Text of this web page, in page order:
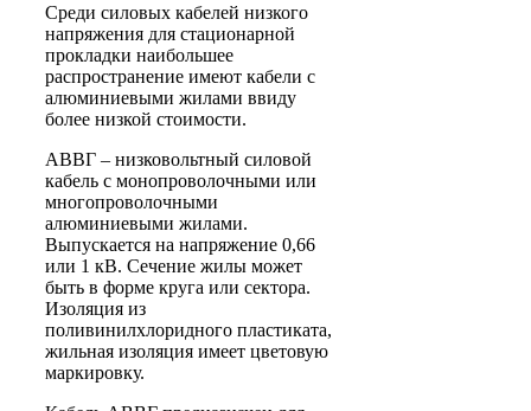
Среди силовых кабелей низкого
напряжения для стационарной
прокладки наибольшее
распространение имеют кабели с
алюминиевыми жилами ввиду
более низкой стоимости.
АВВГ – низковольтный силовой
кабель с монопроволочными или
многопроволочными
алюминиевыми жилами.
Выпускается на напряжение 0,66
или 1 кВ. Сечение жилы может
быть в форме круга или сектора.
Изоляция из
поливинилхлоридного пластиката,
жильная изоляция имеет цветовую
маркировку.